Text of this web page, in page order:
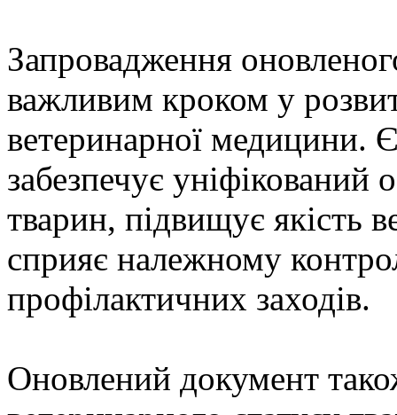
Запровадження
важливим кроком у
ветеринарної медицини.
забезпечує уніфікований
тварин, підвищує якість
сприяє належному
профілактичних заходів.
Оновлений документ